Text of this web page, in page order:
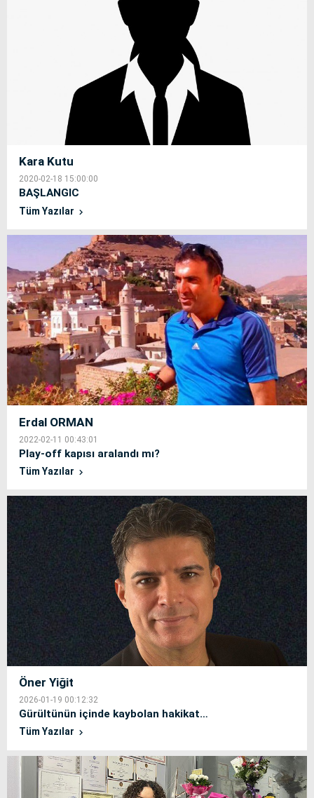
Kara Kutu
2020-02-18 15:00:00
BAŞLANGIC
Tüm Yazılar
Erdal ORMAN
2022-02-11 00:43:01
Play-off kapısı aralandı mı?
Tüm Yazılar
Öner Yiğit
2026-01-19 00:12:32
Gürültünün içinde kaybolan hakikat…
Tüm Yazılar